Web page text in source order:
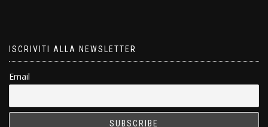
ISCRIVITI ALLA NEWSLETTER
Email